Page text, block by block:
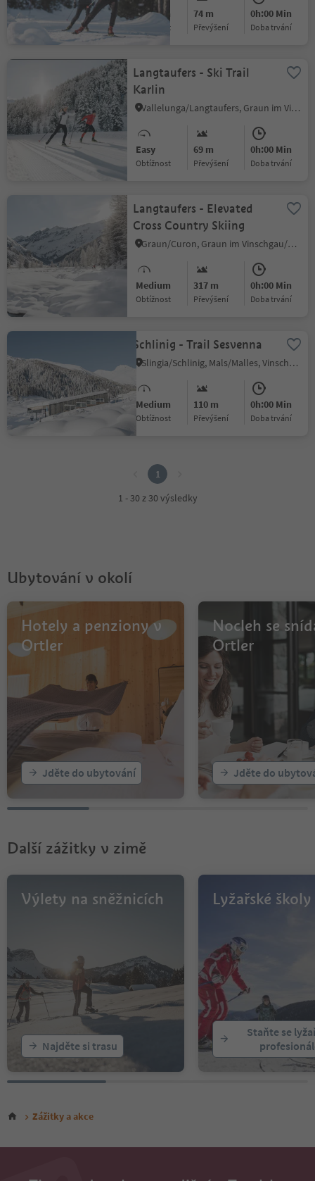
Medium
Obtížnost
74 m
Převýšení
0h:00 Min
doba trvání
Langtaufers - Ski Trail
Karlin
Vallelunga/Langtaufers, Graun im Vinschgau/Curon Venosta, Vinschgau/Val Venosta
Easy
Obtížnost
69 m
Převýšení
0h:00 Min
doba trvání
Langtaufers - Elevated
Cross Country Skiing
Graun/Curon, Graun im Vinschgau/Curon Venosta, Vinschgau/Val Venosta
Medium
Obtížnost
317 m
Převýšení
0h:00 Min
doba trvání
Schlinig - Trail Sesvenna
Slingia/Schlinig, Mals/Malles, Vinschgau/Val Venosta
Medium
Obtížnost
110 m
Převýšení
0h:00 Min
doba trvání
1
1 - 30 z 30 výsledky
Ubytování v okolí
Hotely a penziony v
Ortler
Jděte do ubytování
Nocleh se
Ortler
Jděte do
Další zážitky v zimě
Výlety na sněžnicích
Najděte si trasu
Lyžařské školy
Staňte se
Zážitky a akce